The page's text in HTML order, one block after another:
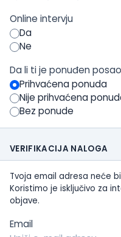
Online intervju
Da
Ne
Da li ti je ponuđen
Prihvaćena ponuda
Nije prihvaćena
Bez ponude
VERIFIKACIJA NALOGA
Tvoja email adresa neće
Koristimo je isključivo za
objave.
Email